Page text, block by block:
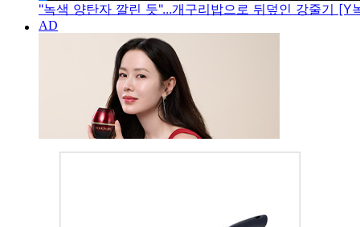
"녹색 양탄자 깔린 듯"...개구리밥으로 뒤덮인 강줄기 [Y